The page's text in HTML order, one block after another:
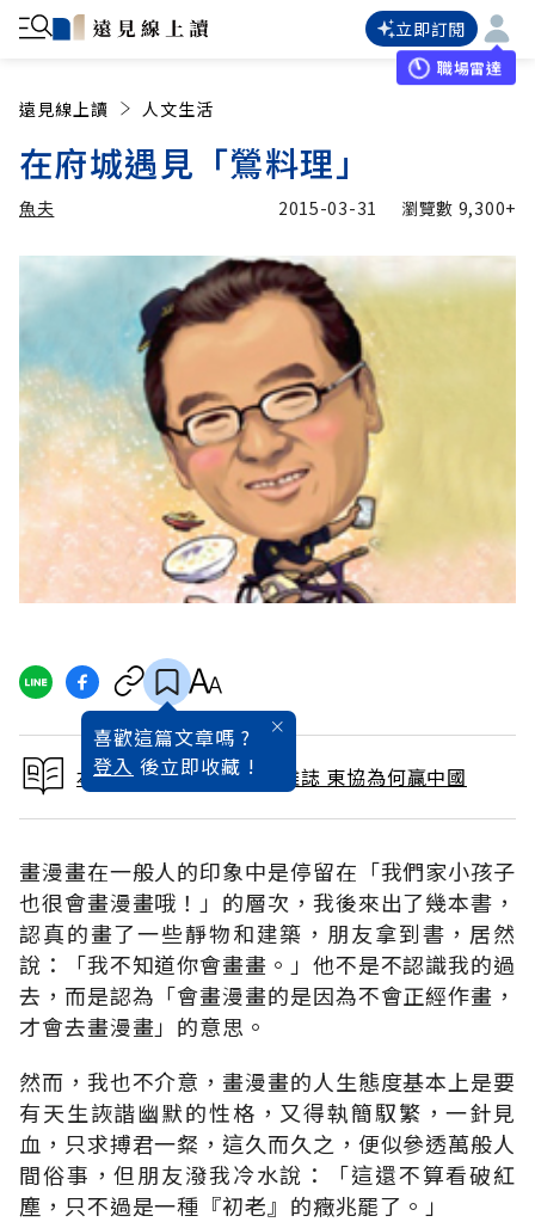
立即訂閱
職場雷達
遠見線上讀 人文生活
在府城遇見「鶯料理」
魚夫
加入追蹤
2015-03-31 瀏覽數 9,300+
喜歡這篇文章嗎 ?
登入 後立即收藏 !
本文出自 2015 / 4月號雜誌 東協為何贏中國
畫漫畫在一般人的印象中是停留在「我們家小孩子
也很會畫漫畫哦！」的層次，我後來出了幾本書，
認真的畫了一些靜物和建築，朋友拿到書，居然
說：「我不知道你會畫畫。」他不是不認識我的過
去，而是認為「會畫漫畫的是因為不會正經作畫，
才會去畫漫畫」的意思。
然而，我也不介意，畫漫畫的人生態度基本上是要
有天生詼諧幽默的性格，又得執簡馭繁，一針見
血，只求搏君一粲，這久而久之，便似參透萬般人
間俗事，但朋友潑我冷水說：「這還不算看破紅
塵，只不過是一種『初老』的癥兆罷了。」